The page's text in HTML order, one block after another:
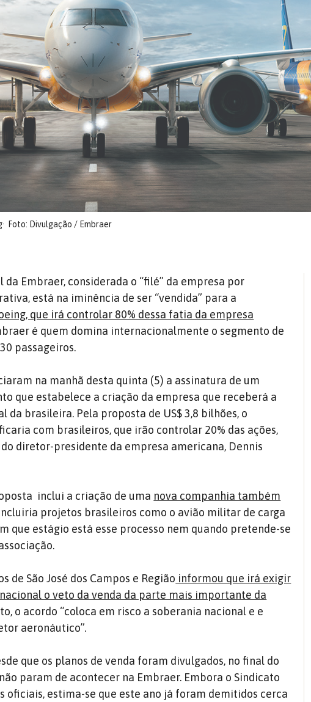
Foto: Divulgação / Embraer
Embraer, considerada o “filé” da empresa por
está na iminência de ser “vendida” para a
que irá controlar 80% dessa fatia da empresa
é quem domina internacionalmente o segmento de
passageiros.
na manhã desta quinta (5) a assinatura de um
que estabelece a criação da empresa que receberá a
da brasileira. Pela proposta de US$ 3,8 bilhões, o
com brasileiros, que irão controlar 20% das ações,
diretor-presidente da empresa americana, Dennis
inclui a criação de uma nova companhia também
projetos brasileiros como o avião militar de carga
que estágio está esse processo nem quando pretende-se
de São José dos Campos e Região informou que irá exigir
o veto da venda da parte mais importante da
o acordo “coloca em risco a soberania nacional e e
aeronáutico”.
que os planos de venda foram divulgados, no final do
param de acontecer na Embraer. Embora o Sindicato
oficiais, estima-se que este ano já foram demitidos cerca